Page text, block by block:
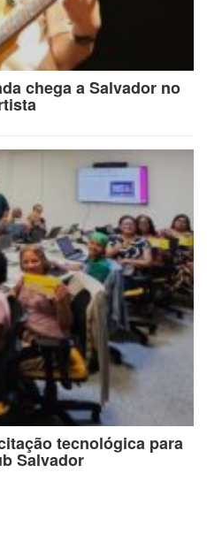
chega a Salvador no
tecnológica para
Salvador